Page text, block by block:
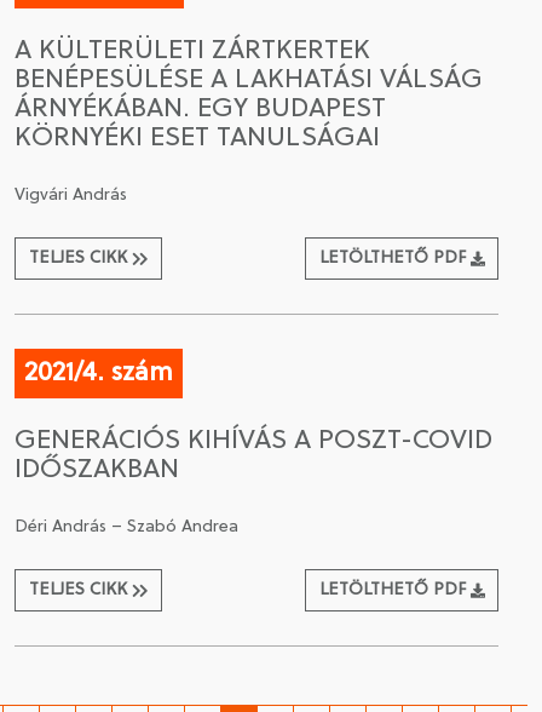
A KÜLTERÜLETI ZÁRTKERTEK
BENÉPESÜLÉSE A LAKHATÁSI VÁLSÁG
ÁRNYÉKÁBAN. EGY BUDAPEST
KÖRNYÉKI ESET TANULSÁGAI
Vigvári András
TELJES CIKK LETÖLTHETŐ PDF
2021/4. szám
GENERÁCIÓS KIHÍVÁS A POSZT-COVID
IDŐSZAKBAN
Déri András – Szabó Andrea
TELJES CIKK LETÖLTHETŐ PDF